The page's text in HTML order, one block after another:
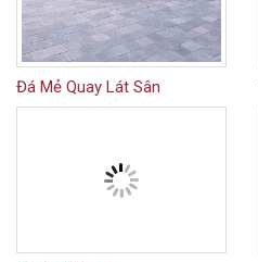
Đá Mẻ Quay Lát Sân